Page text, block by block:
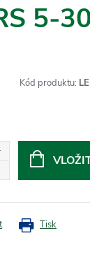
5-
Kód produktu:
Tisk